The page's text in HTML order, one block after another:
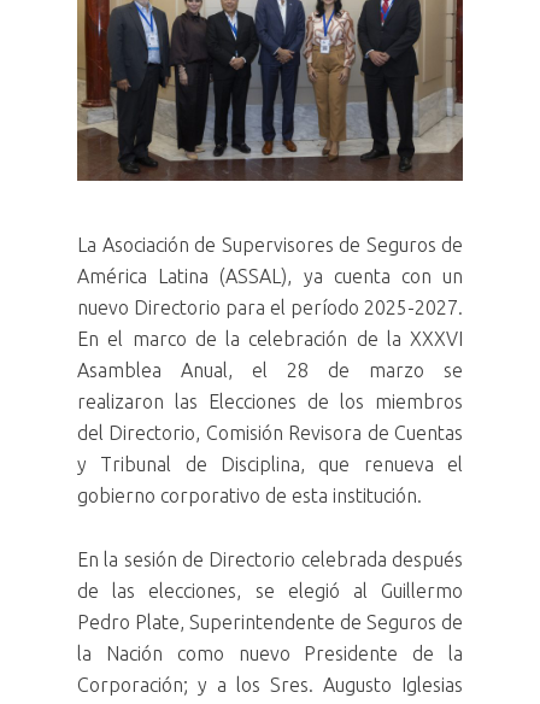
La Asociación de Supervisores de Seguros de
América Latina (ASSAL), ya cuenta con un
nuevo Directorio para el período 2025-2027.
En el marco de la celebración de la XXXVI
Asamblea Anual, el 28 de marzo se
realizaron las Elecciones de los miembros
del Directorio, Comisión Revisora de Cuentas
y Tribunal de Disciplina, que renueva el
gobierno corporativo de esta institución.
En la sesión de Directorio celebrada después
de las elecciones, se elegió al Guillermo
Pedro Plate, Superintendente de Seguros de
la Nación como nuevo Presidente de la
Corporación; y a los Sres. Augusto Iglesias